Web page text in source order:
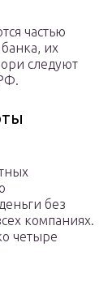
частью
их
следуют
без
компаниях.
четыре